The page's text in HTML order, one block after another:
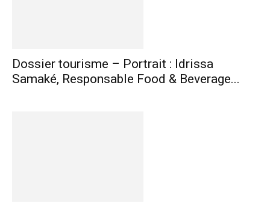
Dossier tourisme – Portrait : Idrissa
Samaké, Responsable Food & Beverage...